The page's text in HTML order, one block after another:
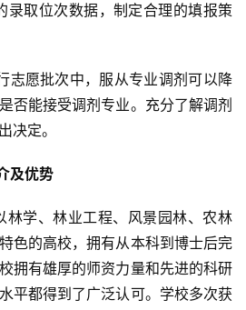
取位次数据，制定合理的填报策
志愿批次中，服从专业调剂可以降
否能接受调剂专业。充分了解调剂
决定。
及优势
色的高校，拥有从本科到博士后完
拥有雄厚的师资力量和先进的科研
平都得到了广泛认可。学校多次获